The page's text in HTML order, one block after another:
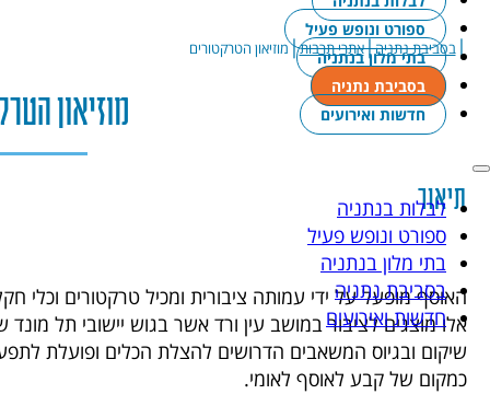
ספורט ונופש פעיל
בתי מלון בנתניה
בסביבת נתניה
חדשות ואירועים
לבלות בנתניה
ספורט ונופש פעיל
בתי מלון בנתניה
בסביבת נתניה
חדשות ואירועים
|בסביבת נתניה|אתרי תרבות|מוזיאון הטרקטורים
מוזיאון
תיאור
האוסף מופעל על ידי עמותה ציבורית ומכיל טרקטורים וכלי
אלו מוצגים לציבור במושב עין ורד אשר בגוש יישובי תל
שיקום ובגיוס המשאבים הדרושים להצלת הכלים ופועלת
כמקום של קבע לאוסף לאומי.